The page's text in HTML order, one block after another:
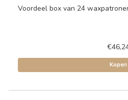
Voordeel box van 24
Kopen